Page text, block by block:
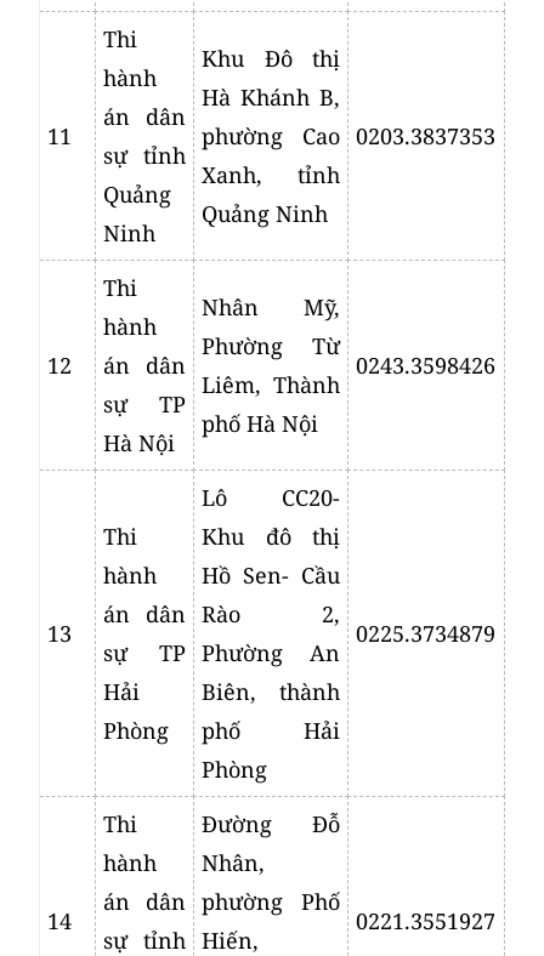
11
Thi
hành
án dân
sự tỉnh
Quảng
Ninh
Khu Đô thị
Hà Khánh B,
phường Cao
Xanh, tỉnh
Quảng Ninh
0203.3837353
12
Thi
hành
án dân
sự TP
Hà Nội
Nhân Mỹ,
Phường Từ
Liêm, Thành
phố Hà Nội
0243.3598426
13
Thi
hành
án dân
sự TP
Hải
Phòng
Lô CC20-
Khu đô thị
Hồ Sen- Cầu
Rào 2,
Phường An
Biên, thành
phố Hải
Phòng
0225.3734879
14
Thi
hành
án dân
sự tỉnh
Đường Đỗ
Nhân,
phường Phố
Hiến,
0221.3551927